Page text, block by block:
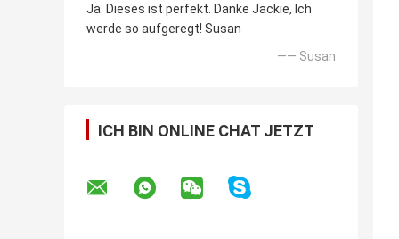
Ja. Dieses ist perfekt. Danke Jackie, Ich
werde so aufgeregt! Susan
—— Susan
ICH BIN ONLINE CHAT JETZT